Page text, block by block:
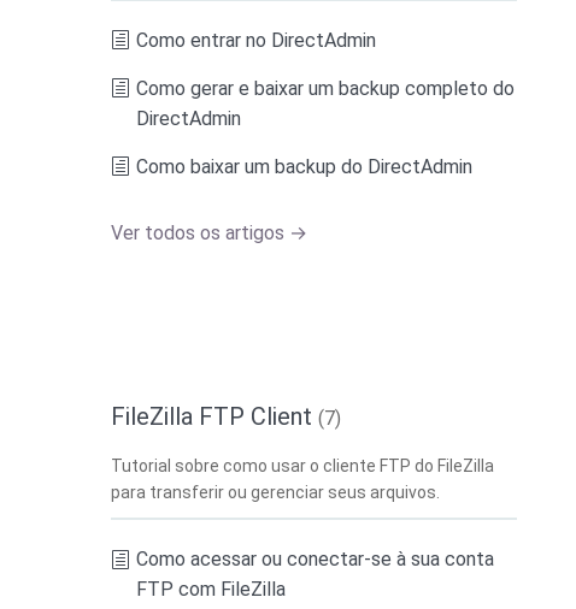
Como entrar no DirectAdmin
Como gerar e baixar um backup completo do
DirectAdmin
Como baixar um backup do DirectAdmin
Ver todos os artigos →
FileZilla FTP Client (7)
Tutorial sobre como usar o cliente FTP do FileZilla
para transferir ou gerenciar seus arquivos.
Como acessar ou conectar-se à sua conta
FTP com FileZilla